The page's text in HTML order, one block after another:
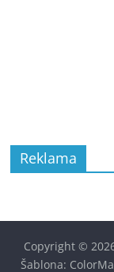
Reklama
Copyright ©
Šablona: